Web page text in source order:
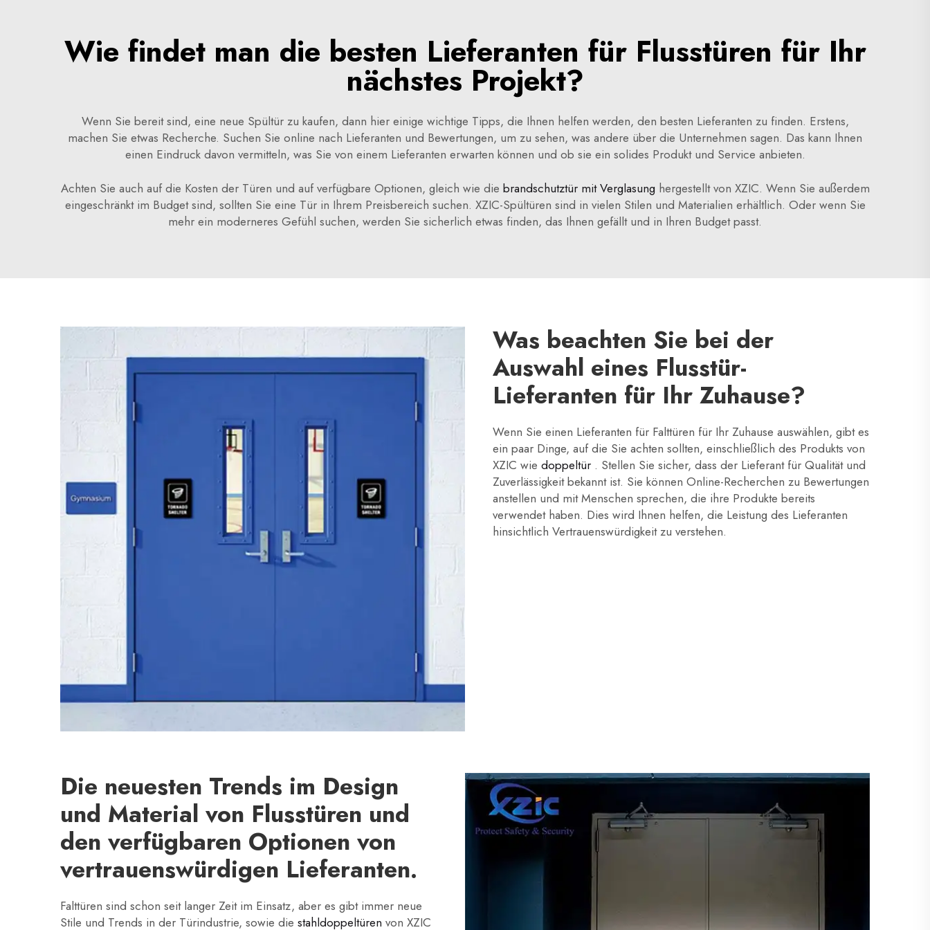
Wie findet man die besten Lieferanten für Flusstüren für Ihr
nächstes Projekt?
Wenn Sie bereit sind, eine neue Spültür zu kaufen, dann hier einige wichtige Tipps, die Ihnen helfen werden, den besten Lieferanten zu finden. Erstens,
machen Sie etwas Recherche. Suchen Sie online nach Lieferanten und Bewertungen, um zu sehen, was andere über die Unternehmen sagen. Das kann Ihnen
einen Eindruck davon vermitteln, was Sie von einem Lieferanten erwarten können und ob sie ein solides Produkt und Service anbieten.
Achten Sie auch auf die Kosten der Türen und auf verfügbare Optionen, gleich wie die brandschutztür mit Verglasung hergestellt von XZIC. Wenn Sie außerdem
eingeschränkt im Budget sind, sollten Sie eine Tür in Ihrem Preisbereich suchen. XZIC-Spültüren sind in vielen Stilen und Materialien erhältlich. Oder wenn Sie
mehr ein moderneres Gefühl suchen, werden Sie sicherlich etwas finden, das Ihnen gefällt und in Ihren Budget passt.
Was beachten Sie bei der
Auswahl eines Flusstür-
Lieferanten für Ihr Zuhause?
Wenn Sie einen Lieferanten für Falttüren für Ihr Zuhause auswählen, gibt es
ein paar Dinge, auf die Sie achten sollten, einschließlich des Produkts von
XZIC wie doppeltür . Stellen Sie sicher, dass der Lieferant für Qualität und
Zuverlässigkeit bekannt ist. Sie können Online-Recherchen zu Bewertungen
anstellen und mit Menschen sprechen, die ihre Produkte bereits
verwendet haben. Dies wird Ihnen helfen, die Leistung des Lieferanten
hinsichtlich Vertrauenswürdigkeit zu verstehen.
Die neuesten Trends im Design
und Material von Flusstüren und
den verfügbaren Optionen von
vertrauenswürdigen Lieferanten.
Falttüren sind schon seit langer Zeit im Einsatz, aber es gibt immer neue
Stile und Trends in der Türindustrie, sowie die stahldoppeltüren von XZIC